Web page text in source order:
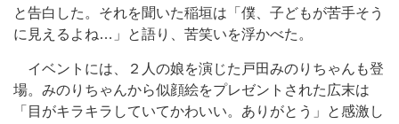
と告白した。それを聞いた稲垣は「僕、子どもが苦手そう
に見えるよね…」と語り、苦笑いを浮かべた。
イベントには、２人の娘を演じた戸田みのりちゃんも登
場。みのりちゃんから似顔絵をプレゼントされた広末は
「目がキラキラしていてかわいい。ありがとう」と感激し